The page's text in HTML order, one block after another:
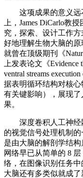
这项成果的意义远
上，James DiCarlo教
究，探索、设计工作
好地理解生物大脑的原
就曾在顶级期刊《
上发表论文《Evidence
ventral streams
据表明循环结构对核
有关键影响），展现
果。
深度卷积人工神经
的视觉信号处理机制
是由大脑的解剖学结
网络早已从简单的 8
络，在图像识别任务
大脑还有多类似就成了